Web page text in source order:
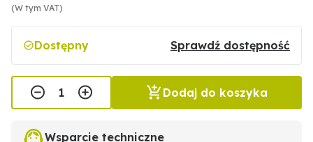
(W tym VAT)
Dostępny Sprawdź dostępność
Dodaj do koszyka
Wsparcie techniczne